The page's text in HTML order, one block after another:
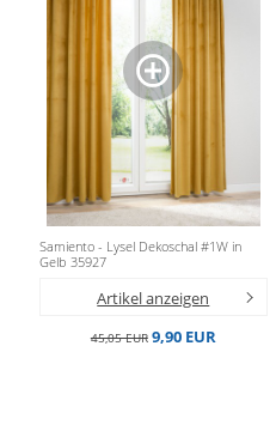
Samiento - Lysel Dekoschal #1W in
Gelb 35927
Artikel anzeigen
45,05 EUR 9,90 EUR